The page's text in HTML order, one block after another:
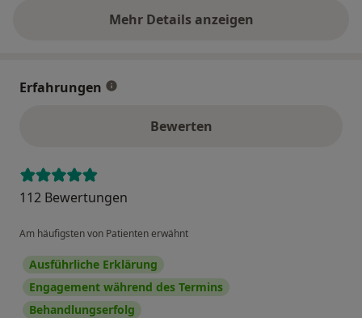
Mehr Details anzeigen
über die Adresse
Erfahrungen
Bewerten
112 Bewertungen
Am häufigsten von Patienten erwähnt
Ausführliche Erklärung
Engagement während des Termins
Behandlungserfolg